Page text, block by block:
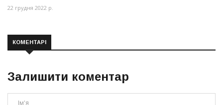
22 грудня 2022 р.
КОМЕНТАРІ
Залишити коментар